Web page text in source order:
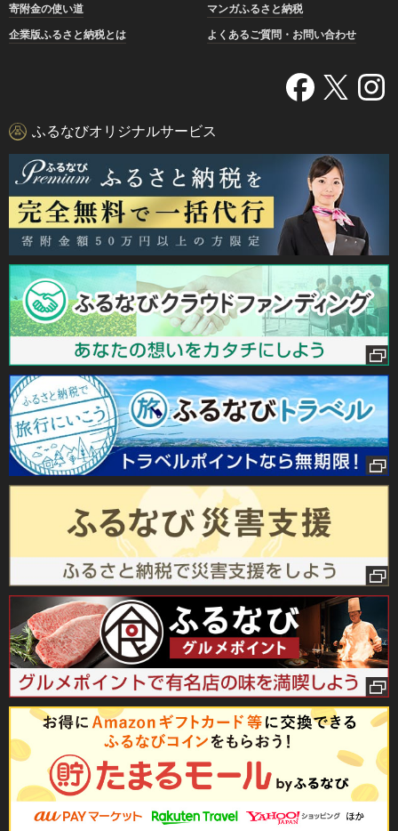
寄附金の使い道
マンガふるさと納税
企業版ふるさと納税とは
よくあるご質問・お問い合わせ
ふるなびオリジナルサービス